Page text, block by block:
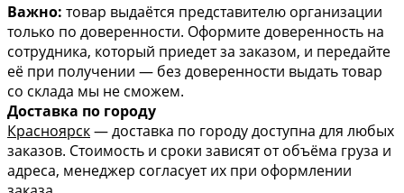
Важно: товар выдаётся представителю организации
только по доверенности. Оформите доверенность на
сотрудника, который приедет за заказом, и передайте
её при получении — без доверенности выдать товар
со склада мы не сможем.
Доставка по городу
Красноярск— доставка по городу доступна для любых
заказов. Стоимость и сроки зависят от объёма груза и
адреса, менеджер согласует их при оформлении